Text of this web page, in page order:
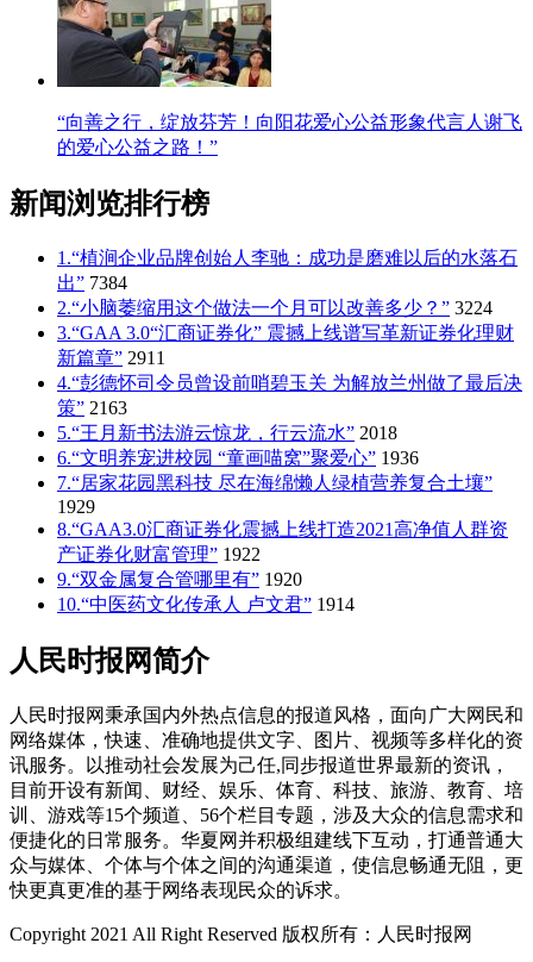
“向善之行，绽放芬芳！向阳花爱心公益形象代言人谢飞
的爱心公益之路！”
新闻浏览排行榜
1.“植涧企业品牌创始人李驰：成功是磨难以后的水落石
出” 7384
2.“小脑萎缩用这个做法一个月可以改善多少？” 3224
3.“GAA 3.0“汇商证券化” 震撼上线谱写革新证券化理财
新篇章” 2911
4.“彭德怀司令员曾设前哨碧玉关 为解放兰州做了最后决
策” 2163
5.“王月新书法游云惊龙，行云流水” 2018
6.“文明养宠进校园 “童画喵窝”聚爱心” 1936
7.“居家花园黑科技 尽在海绵懒人绿植营养复合土壤”
1929
8.“GAA3.0汇商证券化震撼上线打造2021高净值人群资
产证券化财富管理” 1922
9.“双金属复合管哪里有” 1920
10.“中医药文化传承人 卢文君” 1914
人民时报网简介
人民时报网秉承国内外热点信息的报道风格，面向广大网民和
网络媒体，快速、准确地提供文字、图片、视频等多样化的资
讯服务。以推动社会发展为己任,同步报道世界最新的资讯，
目前开设有新闻、财经、娱乐、体育、科技、旅游、教育、培
训、游戏等15个频道、56个栏目专题，涉及大众的信息需求和
便捷化的日常服务。华夏网并积极组建线下互动，打通普通大
众与媒体、个体与个体之间的沟通渠道，使信息畅通无阻，更
快更真更准的基于网络表现民众的诉求。
Copyright 2021 All Right Reserved 版权所有：人民时报网